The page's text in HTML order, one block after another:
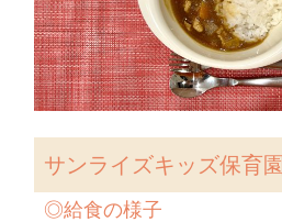
サンライズキッズ保育園
◎給食の様子